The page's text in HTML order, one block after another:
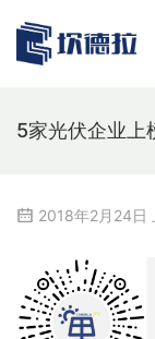
5家光伏企业上
2018年2月24日